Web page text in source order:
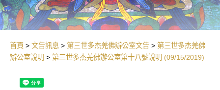
首頁 文告訊息 第三世多杰羌佛辦公室文告
第三世多杰羌佛
辦公室說明
第三世多杰羌佛辦公室第十八號說明 (09/15/2019)